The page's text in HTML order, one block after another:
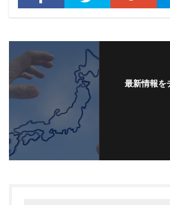
最新情報を